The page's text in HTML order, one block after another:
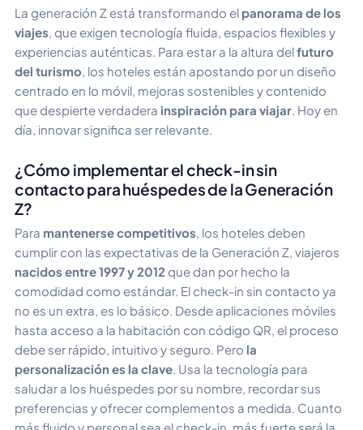
La generación Z está transformando el panorama de los
viajes, que exigen tecnología fluida, espacios flexibles y
experiencias auténticas. Para estar a la altura delfuturo
del turismo, los hoteles están apostando por un diseño
centrado en lo móvil, mejoras sostenibles y contenido
que despierte verdadera inspiración para viajar. Hoy en
día, innovar significa ser relevante.
¿Cómo implementar el check-in sin
contacto para huéspedes de la Generación
Z?
Para mantenerse competitivos, los hoteles deben
cumplir con las expectativas de la Generación Z, viajeros
nacidos entre 1997 y 2012 que dan por hecho la
comodidad como estándar. El check-in sin contacto ya
no es un extra, es lo básico. Desde aplicaciones móviles
hasta acceso a la habitación con código QR, el proceso
debe ser rápido, intuitivo y seguro. Pero la
personalización es la clave. Usa la tecnología para
saludar a los huéspedes por su nombre, recordar sus
preferencias y ofrecer complementos a medida. Cuanto